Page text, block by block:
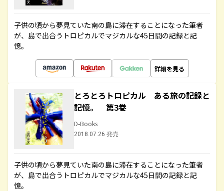
子供の頃から夢見ていた南の島に滞在することになった筆者
が、島で出合うトロピカルでマジカルな45日間の記録と記
憶。
詳細を見る
とろとろトロピカル ある旅の記録と
記憶。 第3巻
D-Books
2018.07.26 発売
子供の頃から夢見ていた南の島に滞在することになった筆者
が、島で出合うトロピカルでマジカルな45日間の記録と記
憶。